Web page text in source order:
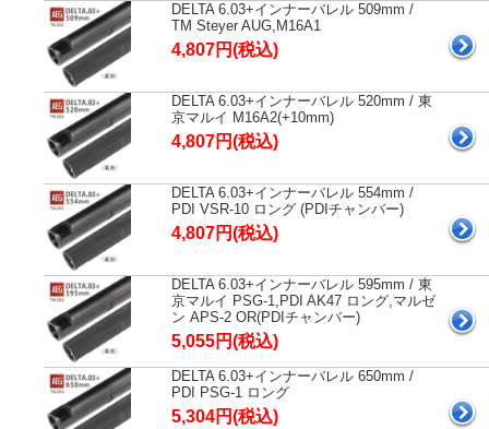
DELTA 6.03+インナーバレル 509mm /
TM Steyer AUG,M16A1
4,807円(税込)
DELTA 6.03+インナーバレル 520mm / 東
京マルイ M16A2(+10mm)
4,807円(税込)
DELTA 6.03+インナーバレル 554mm /
PDI VSR-10 ロング (PDIチャンバー)
4,807円(税込)
DELTA 6.03+インナーバレル 595mm / 東
京マルイ PSG-1,PDI AK47 ロング,マルゼ
ン APS-2 OR(PDIチャンバー)
5,055円(税込)
DELTA 6.03+インナーバレル 650mm /
PDI PSG-1 ロング
5,304円(税込)